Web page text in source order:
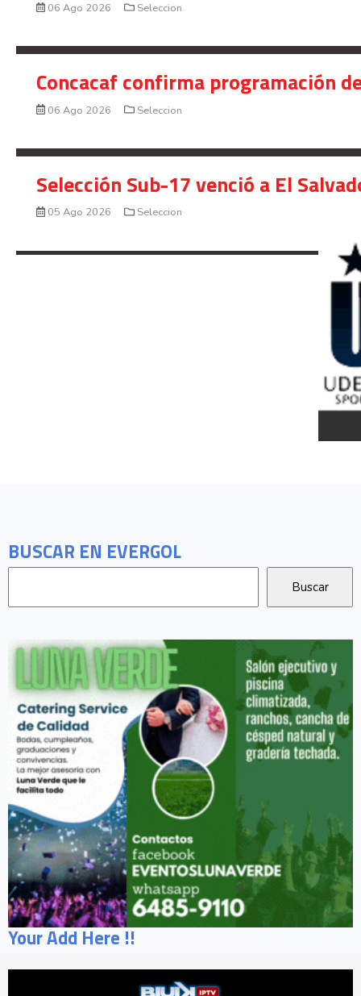
BUSCAR EN EVERGOL
Your Add Here !!
06 Ago 2026 Seleccion
Concacaf confirma programación
06 Ago 2026 Seleccion
Selección Sub-17 venció a El
05 Ago 2026 Seleccion